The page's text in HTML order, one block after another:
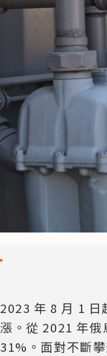
2023 年 8 月 1 日
漲。從 2021 年
31%。面對不斷